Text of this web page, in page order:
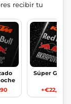
recibir tu
Súper Glitter
+€22,90